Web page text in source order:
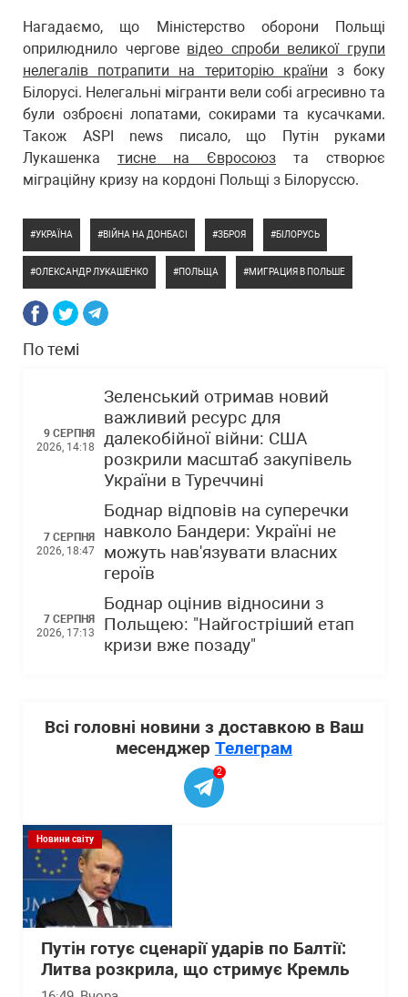
Нагадаємо, що Міністерство оборони Польщі
оприлюднило чергове відео спроби великої групи
нелегалів потрапити на територію країни з боку
Білорусі. Нелегальні мігранти вели собі агресивно та
були озброєні лопатами, сокирами та кусачками.
Також ASPI news писало, що Путін руками
Лукашенка тисне на Євросоюз та створює
міграційну кризу на кордоні Польщі з Білоруссю.
УКРАЇНА ВІЙНА НА ДОНБАСІ ЗБРОЯ БІЛОРУСЬ
ОЛЕКСАНДР ЛУКАШЕНКО ПОЛЬЩА МИГРАЦИЯ В ПОЛЬШЕ
По темі
9 СЕРПНЯ
2026, 14:18
Зеленський отримав новий
важливий ресурс для
далекобійної війни: США
розкрили масштаб закупівель
України в Туреччині
7 СЕРПНЯ
2026, 18:47
Боднар відповів на суперечки
навколо Бандери: Україні не
можуть нав'язувати власних
героїв
7 СЕРПНЯ
2026, 17:13
Боднар оцінив відносини з
Польщею: "Найгостріший етап
кризи вже позаду"
Всі головні новини з доставкою в Ваш
месенджер Телеграм
2
Новини світу
Путін готує сценарії ударів по Балтії:
Литва розкрила, що стримує Кремль